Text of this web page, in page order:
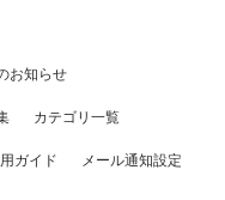
お知らせ
カテゴリ一覧
ガイド メール通知設定